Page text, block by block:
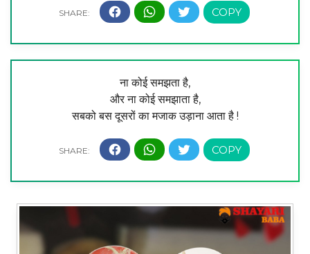
ना कोई समझता है,
और ना कोई समझाता है,
सबको बस दूसरों का मजाक उड़ाना आता है !